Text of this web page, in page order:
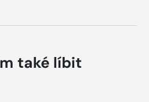
také líbit